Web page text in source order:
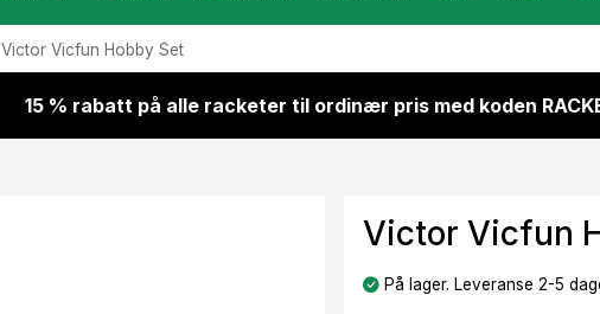
Victor Vicfun Hobby Set
15 % rabatt på alle racketer til ordinær pris med koden
Victor Vicfun
På lager. Leveranse 2-5